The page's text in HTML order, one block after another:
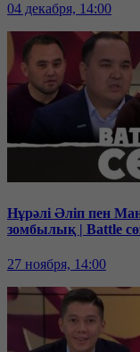
04 декабря, 14:00
Нұрәлі Әліп пен
зомбылық | Battle
27 ноября, 14:00